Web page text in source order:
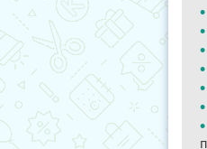
•
•
•
•
•
•
•